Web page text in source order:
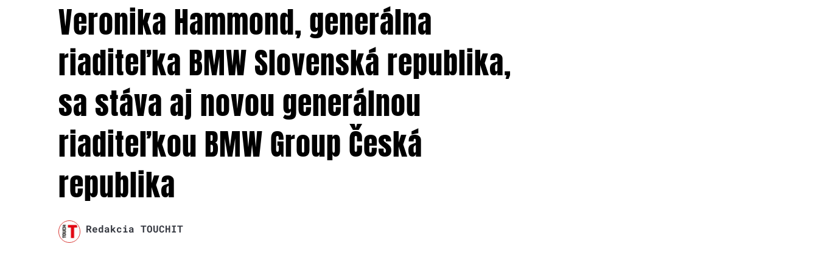
Veronika Hammond, generálna
riaditeľka BMW Slovenská republika,
sa stáva aj novou generálnou
riaditeľkou BMW Group Česká
republika
Redakcia TOUCHIT